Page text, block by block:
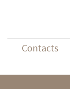
Contacts